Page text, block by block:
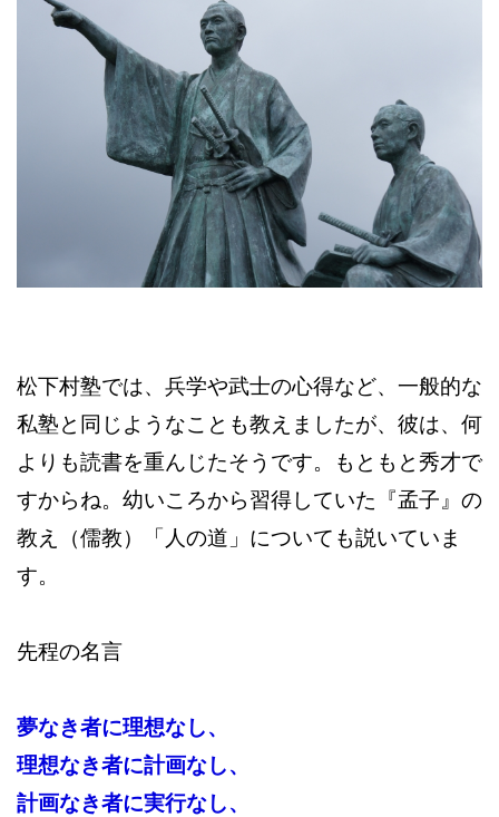
松下村塾では、兵学や武士の心得など、一般的な
私塾と同じようなことも教えましたが、彼は、何
よりも読書を重んじたそうです。もともと秀才で
すからね。幼いころから習得していた『孟子』の
教え（儒教）「人の道」についても説いていま
す。
先程の名言
夢なき者に理想なし、
理想なき者に計画なし、
計画なき者に実行なし、